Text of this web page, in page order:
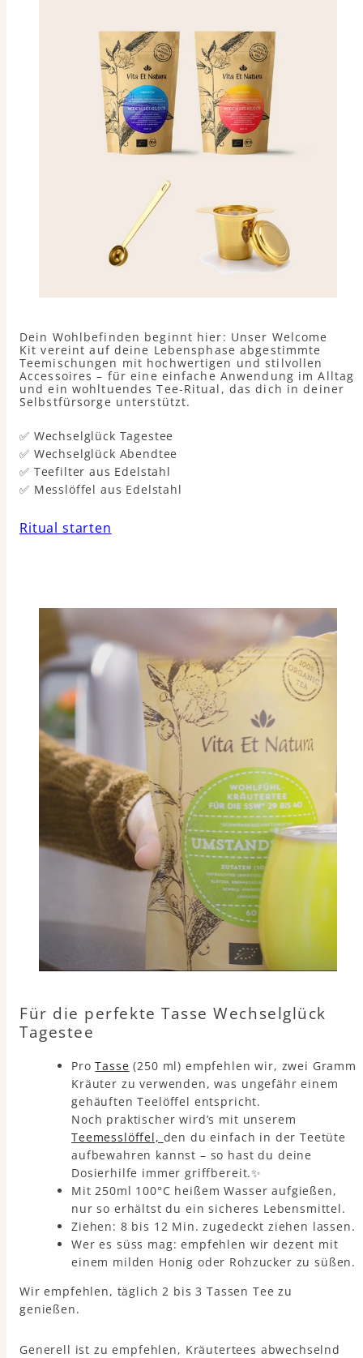
Dein Wohlbefinden beginnt hier: Unser Welcome
Kit vereint auf deine Lebensphase abgestimmte
Teemischungen mit hochwertigen und stilvollen
Accessoires – für eine einfache Anwendung im Alltag
und ein wohltuendes Tee-Ritual, das dich in deiner
Selbstfürsorge unterstützt.
✅ Wechselglück Tagestee
✅ Wechselglück Abendtee
✅ Teefilter aus Edelstahl
✅ Messlöffel aus Edelstahl
Ritual starten
Für die perfekte Tasse Wechselglück
Tagestee
ProTasse (250 ml) empfehlen wir, zwei Gramm
Kräuter zu verwenden, was ungefähr einem
gehäuften Teelöffel entspricht.
Noch praktischer wird’s mit unserem
Teemesslöffel, den du einfach in der Teetüte
aufbewahren kannst – so hast du deine
Dosierhilfe immer griffbereit.✨
Mit 250ml 100°C heißem Wasser aufgießen,
nur so erhältst du ein sicheres Lebensmittel.
Ziehen: 8 bis 12 Min. zugedeckt ziehen lassen.
Wer es süss mag: empfehlen wir dezent mit
einem milden Honig oder Rohzucker zu süßen.
Wir empfehlen, täglich 2 bis 3 Tassen Tee zu
genießen.
Generell ist zu empfehlen, Kräutertees abwechselnd